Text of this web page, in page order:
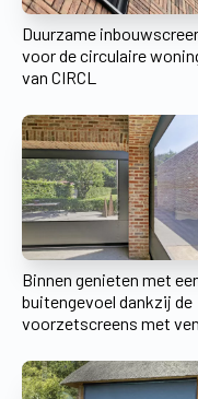
Duurzame
voor de circulaire
van CIRCL
Binnen genieten met
buitengevoel dankzij de
voorzetscreens met